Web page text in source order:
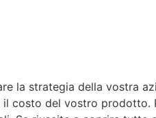
la strategia della vostra
costo del vostro prodotto.